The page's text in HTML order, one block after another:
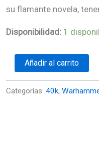
su flamante novela,
Disponibilidad: 1
Añadir al carrito
Categorías: 40k,